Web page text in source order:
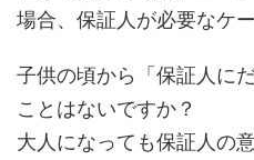
場合、保証人が必要なケ
子供の頃から「保証人に
ことはないですか？
大人になっても保証人の